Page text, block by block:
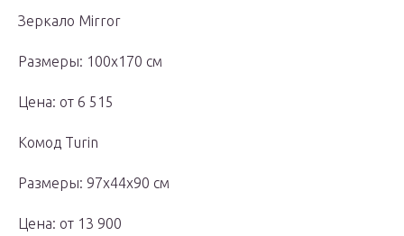
Зеркало Mirror
Размеры: 100х170 см
Цена: от 6 515
Комод Turin
Размеры: 97х44х90 см
Цена: от 13 900